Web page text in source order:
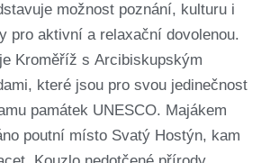
možnost poznání, kulturu i
pro aktivní a relaxační dovolenou.
Kroměříž s Arcibiskupským
které jsou pro svou jedinečnost
památek UNESCO. Majákem
poutní místo Svatý Hostýn, kam